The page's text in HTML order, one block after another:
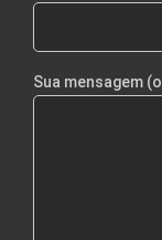
Sua mensagem